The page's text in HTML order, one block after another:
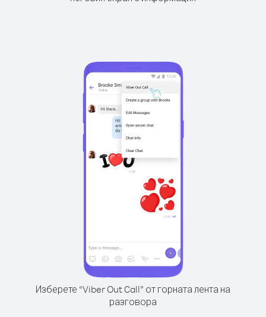
Изберете “Viber Out Call” от горната лента на
разговора